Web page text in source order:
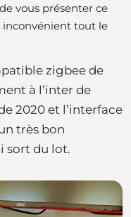
vous présenter ce
inconvénient tout le
zigbee de
à l’inter de
2020 et l’interface
très bon
sort du lot.